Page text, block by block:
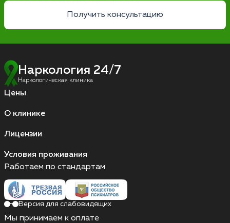
Получить консультацию
Наркология 24/7
Наркологическая клиника
Цены
О клинике
Лицензии
Условия проживания
Работаем по стандартам
Версия для слабовидящих
Мы принимаем к оплате